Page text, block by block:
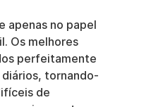
apenas no papel
Os melhores
perfeitamente
tornando-
de